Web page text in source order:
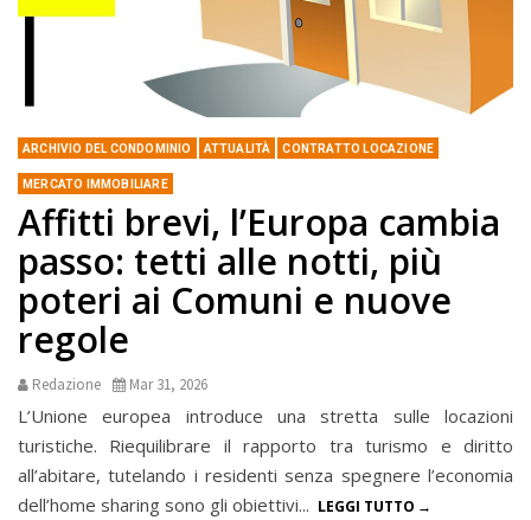
ARCHIVIO DEL CONDOMINIO ATTUALITÀ CONTRATTO LOCAZIONE
MERCATO IMMOBILIARE
Affitti brevi, l’Europa cambia
passo: tetti alle notti, più
poteri ai Comuni e nuove
regole
Redazione Mar 31, 2026
L’Unione europea introduce una stretta sulle locazioni
turistiche. Riequilibrare il rapporto tra turismo e diritto
all’abitare, tutelando i residenti senza spegnere l’economia
dell’home sharing sono gli obiettivi... LEGGI TUTTO